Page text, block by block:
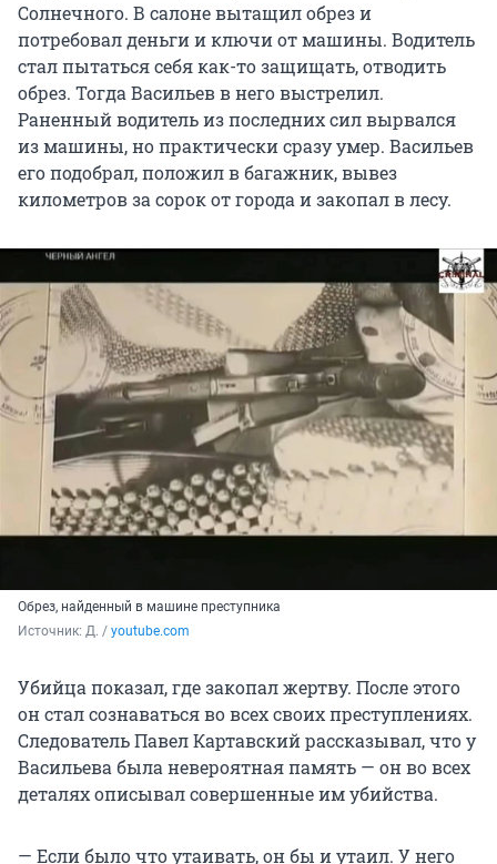
Солнечного. В салоне вытащил обрез и
потребовал деньги и ключи от машины. Водитель
стал пытаться себя как-то защищать, отводить
обрез. Тогда Васильев в него выстрелил.
Раненный водитель из последних сил вырвался
из машины, но практически сразу умер. Васильев
его подобрал, положил в багажник, вывез
километров за сорок от города и закопал в лесу.
Обрез, найденный в машине преступника
Источник: Д. / youtube.com
Убийца показал, где закопал жертву. После этого
он стал сознаваться во всех своих преступлениях.
Следователь Павел Картавский рассказывал, что у
Васильева была невероятная память — он во всех
деталях описывал совершенные им убийства.
— Если было что утаивать, он бы и утаил. У него